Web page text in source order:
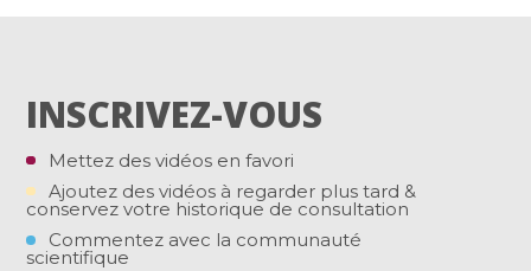
INSCRIVEZ-VOUS
Mettez des vidéos en favori
Ajoutez des vidéos à regarder plus tard &
conservez votre historique de consultation
Commentez avec la communauté
scientifique